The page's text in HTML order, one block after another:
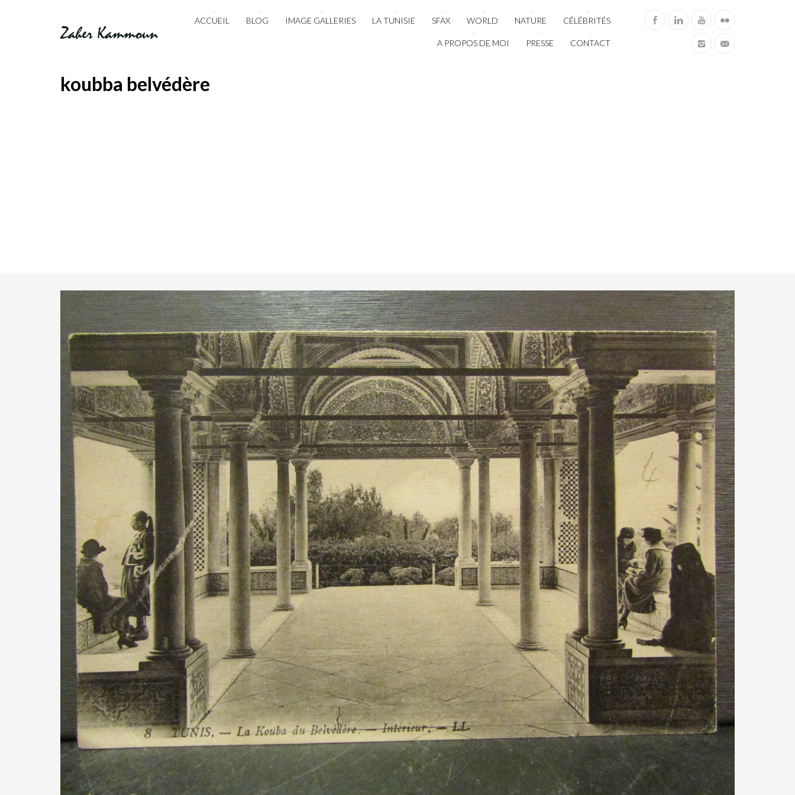
ACCUEIL BLOG IMAGE GALLERIES LA TUNISIE SFAX WORLD NATURE CÉLÉBRITÉS
A PROPOS DE MOI PRESSE CONTACT
koubba belvédère